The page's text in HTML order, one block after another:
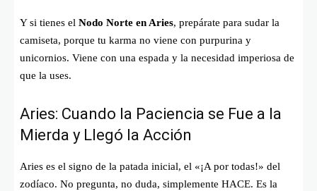
Y si tienes el Nodo Norte en Aries, prepárate para sudar la
camiseta, porque tu karma no viene con purpurina y
unicornios. Viene con una espada y la necesidad imperiosa de
que la uses.
Aries: Cuando la Paciencia se Fue a la
Mierda y Llegó la Acción
Aries es el signo de la patada inicial, el «¡A por todas!» del
zodíaco. No pregunta, no duda, simplemente HACE. Es la